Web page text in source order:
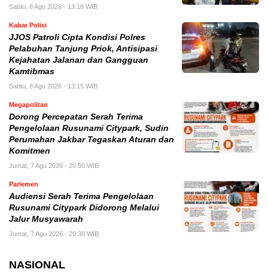
Sabtu, 8 Agu 2026 - 13:18 WIB
Kabar Polisi
JJOS Patroli Cipta Kondisi Polres
Pelabuhan Tanjung Priok, Antisipasi
Kejahatan Jalanan dan Gangguan
Kamtibmas
Sabtu, 8 Agu 2026 - 13:15 WIB
Megapolitan
Dorong Percepatan Serah Terima
Pengelolaan Rusunami Citypark, Sudin
Perumahan Jakbar Tegaskan Aturan dan
Komitmen
Jumat, 7 Agu 2026 - 20:50 WIB
Parlemen
Audiensi Serah Terima Pengelolaan
Rusunami Citypark Didorong Melalui
Jalur Musyawarah
Jumat, 7 Agu 2026 - 20:38 WIB
NASIONAL